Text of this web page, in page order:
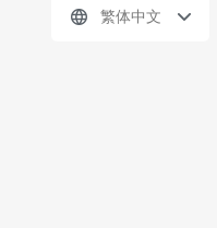
繁体中文